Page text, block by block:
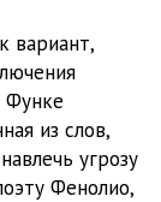
вариант,
Функе
из слов,
угрозу
Фенолио,